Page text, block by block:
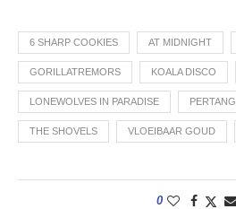
6 SHARP COOKIES AT MIDNIGHT
GORILLATREMORS KOALA DISCO
LONEWOLVES IN PARADISE PERTANG
THE SHOVELS VLOEIBAAR GOUD
0